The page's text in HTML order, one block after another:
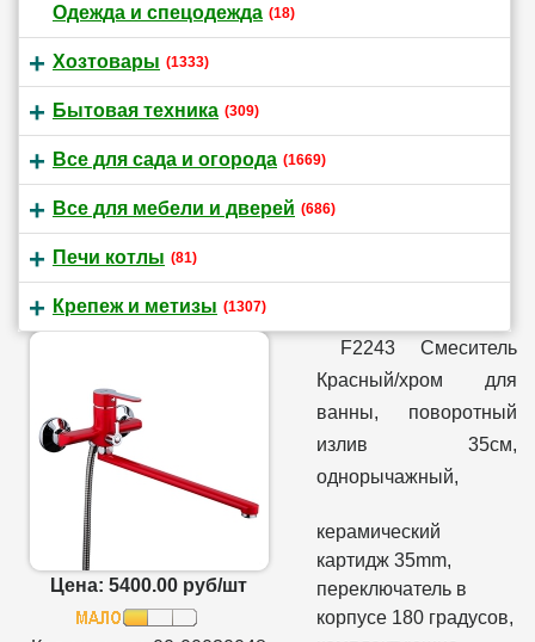
Одежда и спецодежда (18)
Хозтовары (1333)
Бытовая техника (309)
Все для сада и огорода (1669)
Все для мебели и дверей (686)
Печи котлы (81)
Крепеж и метизы (1307)
Цена: 5400.00 руб/шт
F2243 Смеситель
Красный/хром для
ванны, поворотный
излив 35см,
однорычажный,
керамический
картидж 35mm,
переключатель в
корпусе 180 градусов,